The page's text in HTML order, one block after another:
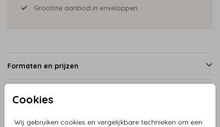
Cookies
Wij gebruiken cookies en vergelijkbare technieken om een
Grootste aanbod in enveloppen
Formaten en prijzen
Productinformatie